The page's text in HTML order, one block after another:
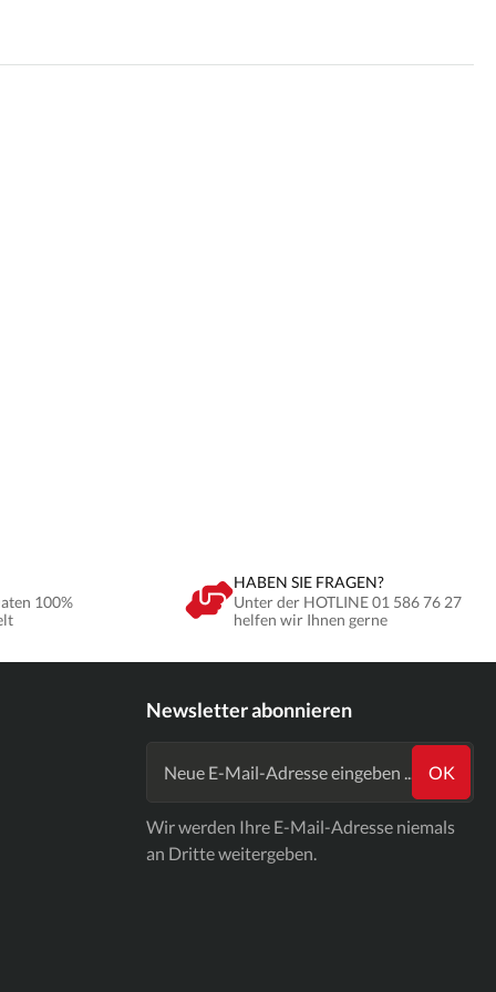
100%
HABEN SIE FRAGEN?
Unter der HOTLINE 01 586 76 27
helfen wir Ihnen gerne
Newsletter abonnieren
OK
Wir werden Ihre E-Mail-Adresse niemals
an Dritte weitergeben.